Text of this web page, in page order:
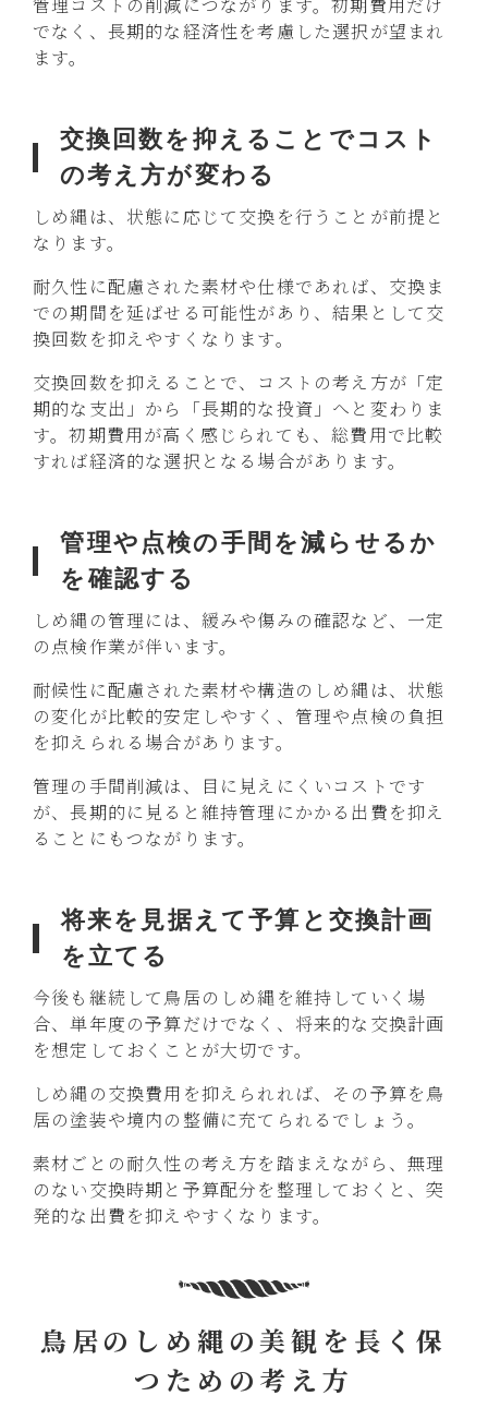
管理コストの削減につながります。初期費用だけ
でなく、長期的な経済性を考慮した選択が望まれ
ます。
交換回数を抑えることでコスト
の考え方が変わる
しめ縄は、状態に応じて交換を行うことが前提と
なります。
耐久性に配慮された素材や仕様であれば、交換ま
での期間を延ばせる可能性があり、結果として交
換回数を抑えやすくなります。
交換回数を抑えることで、コストの考え方が「定
期的な支出」から「長期的な投資」へと変わりま
す。初期費用が高く感じられても、総費用で比較
すれば経済的な選択となる場合があります。
管理や点検の手間を減らせるか
を確認する
しめ縄の管理には、緩みや傷みの確認など、一定
の点検作業が伴います。
耐候性に配慮された素材や構造のしめ縄は、状態
の変化が比較的安定しやすく、管理や点検の負担
を抑えられる場合があります。
管理の手間削減は、目に見えにくいコストです
が、長期的に見ると維持管理にかかる出費を抑え
ることにもつながります。
将来を見据えて予算と交換計画
を立てる
今後も継続して鳥居のしめ縄を維持していく場
合、単年度の予算だけでなく、将来的な交換計画
を想定しておくことが大切です。
しめ縄の交換費用を抑えられれば、その予算を鳥
居の塗装や境内の整備に充てられるでしょう。
素材ごとの耐久性の考え方を踏まえながら、無理
のない交換時期と予算配分を整理しておくと、突
発的な出費を抑えやすくなります。
鳥居のしめ縄の美観を長く保
つための考え方